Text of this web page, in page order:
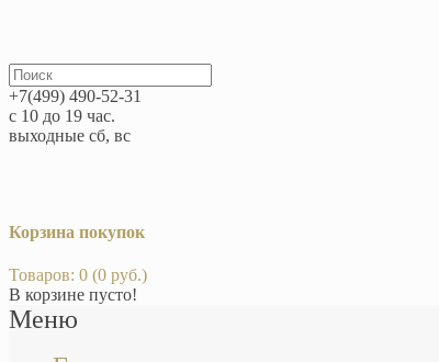
+7(499) 490-52-31
с 10 до 19 час.
выходные сб, вс
Корзина покупок
Товаров: 0 (0 руб.)
В корзине пусто!
Меню